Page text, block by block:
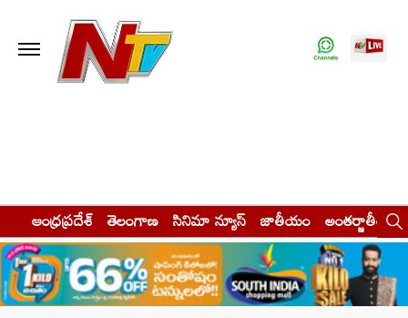
ఆంధ్రప్రదేశ్ తెలంగాణ సినిమా న్యూస్ జాతీయం అంతర్జాతీయం